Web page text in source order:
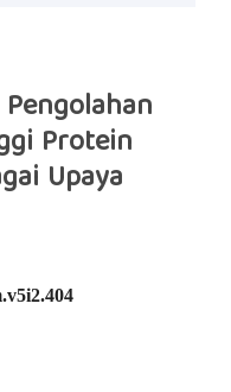
Protein
Upaya